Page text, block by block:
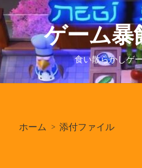
コ
ン
テ
ン
ツ
へ
ゲーム暴
食い散らかしゲ
ホーム > 添付ファイル